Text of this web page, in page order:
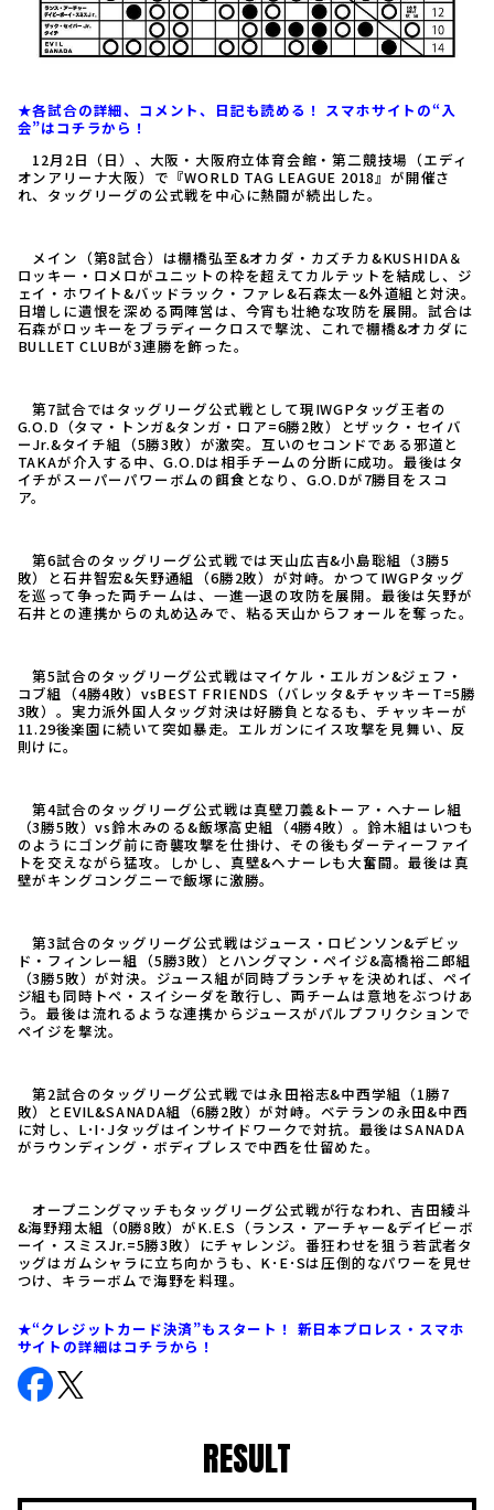
★各試合の詳細、コメント、日記も読める！ スマホサイトの“入
会”はコチラから！
12月2日（日）、大阪・大阪府立体育会館・第二競技場（エディ
オンアリーナ大阪）で『WORLD TAG LEAGUE 2018』が開催さ
れ、タッグリーグの公式戦を中心に熱闘が続出した。
メイン（第8試合）は棚橋弘至&オカダ・カズチカ&KUSHIDA＆
ロッキー・ロメロがユニットの枠を超えてカルテットを結成し、ジ
ェイ・ホワイト&バッドラック・ファレ&石森太一&外道組と対決。
日増しに遺恨を深める両陣営は、今宵も壮絶な攻防を展開。試合は
石森がロッキーをブラディークロスで撃沈、これで棚橋&オカダに
BULLET CLUBが3連勝を飾った。
第7試合ではタッグリーグ公式戦として現IWGPタッグ王者の
G.O.D（タマ・トンガ&タンガ・ロア=6勝2敗）とザック・セイバ
ーJr.&タイチ組（5勝3敗）が激突。互いのセコンドである邪道と
TAKAが介入する中、G.O.Dは相手チームの分断に成功。最後はタ
イチがスーパーパワーボムの餌食となり、G.O.Dが7勝目をスコ
ア。
第6試合のタッグリーグ公式戦では天山広吉&小島聡組（3勝5
敗）と石井智宏&矢野通組（6勝2敗）が対峙。かつてIWGPタッグ
を巡って争った両チームは、一進一退の攻防を展開。最後は矢野が
石井との連携からの丸め込みで、粘る天山からフォールを奪った。
第5試合のタッグリーグ公式戦はマイケル・エルガン&ジェフ・
コブ組（4勝4敗）vsBEST FRIENDS（バレッタ&チャッキーT=5勝
3敗）。実力派外国人タッグ対決は好勝負となるも、チャッキーが
11.29後楽園に続いて突如暴走。エルガンにイス攻撃を見舞い、反
則けに。
第4試合のタッグリーグ公式戦は真壁刀義&トーア・ヘナーレ組
（3勝5敗）vs鈴木みのる&飯塚高史組（4勝4敗）。鈴木組はいつも
のようにゴング前に奇襲攻撃を仕掛け、その後もダーティーファイ
トを交えながら猛攻。しかし、真壁&ヘナーレも大奮闘。最後は真
壁がキングコングニーで飯塚に激勝。
第3試合のタッグリーグ公式戦はジュース・ロビンソン&デビッ
ド・フィンレー組（5勝3敗）とハングマン・ペイジ&高橋裕二郎組
（3勝5敗）が対決。ジュース組が同時プランチャを決めれば、ペイ
ジ組も同時トペ・スイシーダを敢行し、両チームは意地をぶつけあ
う。最後は流れるような連携からジュースがパルプフリクションで
ペイジを撃沈。
第2試合のタッグリーグ公式戦では永田裕志&中西学組（1勝7
敗）とEVIL&SANADA組（6勝2敗）が対峙。ベテランの永田&中西
に対し、L･I･Jタッグはインサイドワークで対抗。最後はSANADA
がラウンディング・ボディプレスで中西を仕留めた。
オープニングマッチもタッグリーグ公式戦が行なわれ、吉田綾斗
&海野翔太組（0勝8敗）がK.E.S（ランス・アーチャー&デイビーボ
ーイ・スミスJr.=5勝3敗）にチャレンジ。番狂わせを狙う若武者タ
ッグはガムシャラに立ち向かうも、K･E･Sは圧倒的なパワーを見せ
つけ、キラーボムで海野を料理。
★“クレジットカード決済”もスタート！ 新日本プロレス・スマホ
サイトの詳細はコチラから！
RESULT